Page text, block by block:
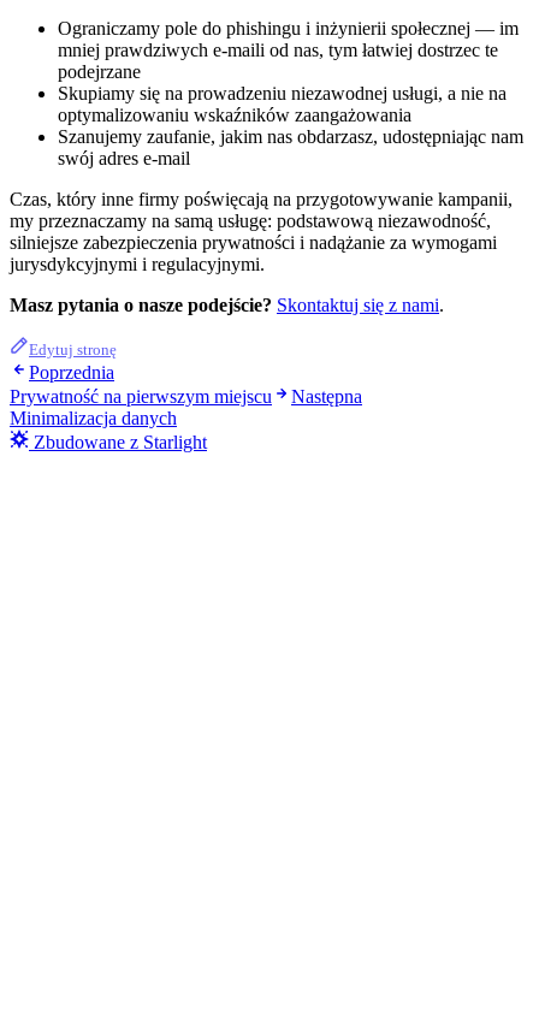
Ograniczamy pole do phishingu i inżynierii społecznej — im
mniej prawdziwych e-maili od nas, tym łatwiej dostrzec te
podejrzane
Skupiamy się na prowadzeniu niezawodnej usługi, a nie na
optymalizowaniu wskaźników zaangażowania
Szanujemy zaufanie, jakim nas obdarzasz, udostępniając nam
swój adres e-mail
Czas, który inne firmy poświęcają na przygotowywanie kampanii,
my przeznaczamy na samą usługę: podstawową niezawodność,
silniejsze zabezpieczenia prywatności i nadążanie za wymogami
jurysdykcyjnymi i regulacyjnymi.
Masz pytania o nasze podejście? Skontaktuj się z nami.
Edytuj stronę
Poprzednia
Prywatność na pierwszym miejscu
Następna
Minimalizacja danych
Zbudowane z Starlight